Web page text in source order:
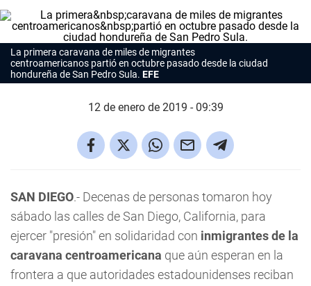
La primera caravana de miles de migrantes
centroamericanos partió en octubre pasado desde la ciudad
hondureña de San Pedro Sula. EFE
12 de enero de 2019 - 09:39
SAN DIEGO.- Decenas de personas tomaron hoy
sábado las calles de San Diego, California, para
ejercer "presión" en solidaridad con inmigrantes de la
caravana centroamericana que aún esperan en la
frontera a que autoridades estadounidenses reciban